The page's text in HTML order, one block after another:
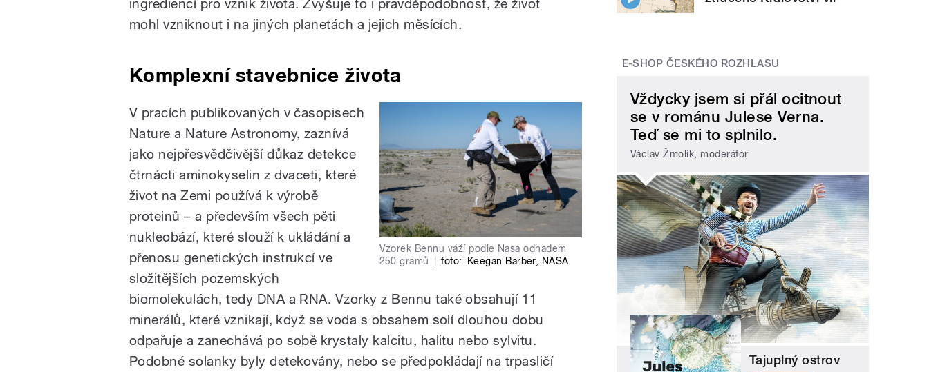
ingrediencí pro vznik života. Zvyšuje to i pravděpodobnost, že život
mohl vzniknout i na jiných planetách a jejich měsících.
Komplexní stavebnice života
Vzorek Bennu váží podle Nasa odhadem
250 gramů
foto: Keegan Barber, NASA
V pracích publikovaných v časopisech
Nature a Nature Astronomy, zaznívá
jako nejpřesvědčivější důkaz detekce
čtrnácti aminokyselin z dvaceti, které
život na Zemi používá k výrobě
proteinů – a především všech pěti
nukleobází, které slouží k ukládání a
přenosu genetických instrukcí ve
složitějších pozemských
biomolekulách, tedy DNA a RNA. Vzorky z Bennu také obsahují 11
minerálů, které vznikají, když se voda s obsahem solí dlouhou dobu
odpařuje a zanechává po sobě krystaly kalcitu, halitu nebo sylvitu.
Podobné solanky byly detekovány, nebo se předpokládají na trpasličí
E-SHOP ČESKÉHO ROZHLASU
Vždycky jsem si přál ocitnout
se v románu Julese Verna.
Teď se mi to splnilo.
Václav Žmolík, moderátor
Tajuplný ostrov